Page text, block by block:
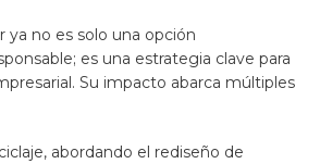
ya no es solo una opción
es una estrategia clave para
Su impacto abarca múltiples
abordando el rediseño de